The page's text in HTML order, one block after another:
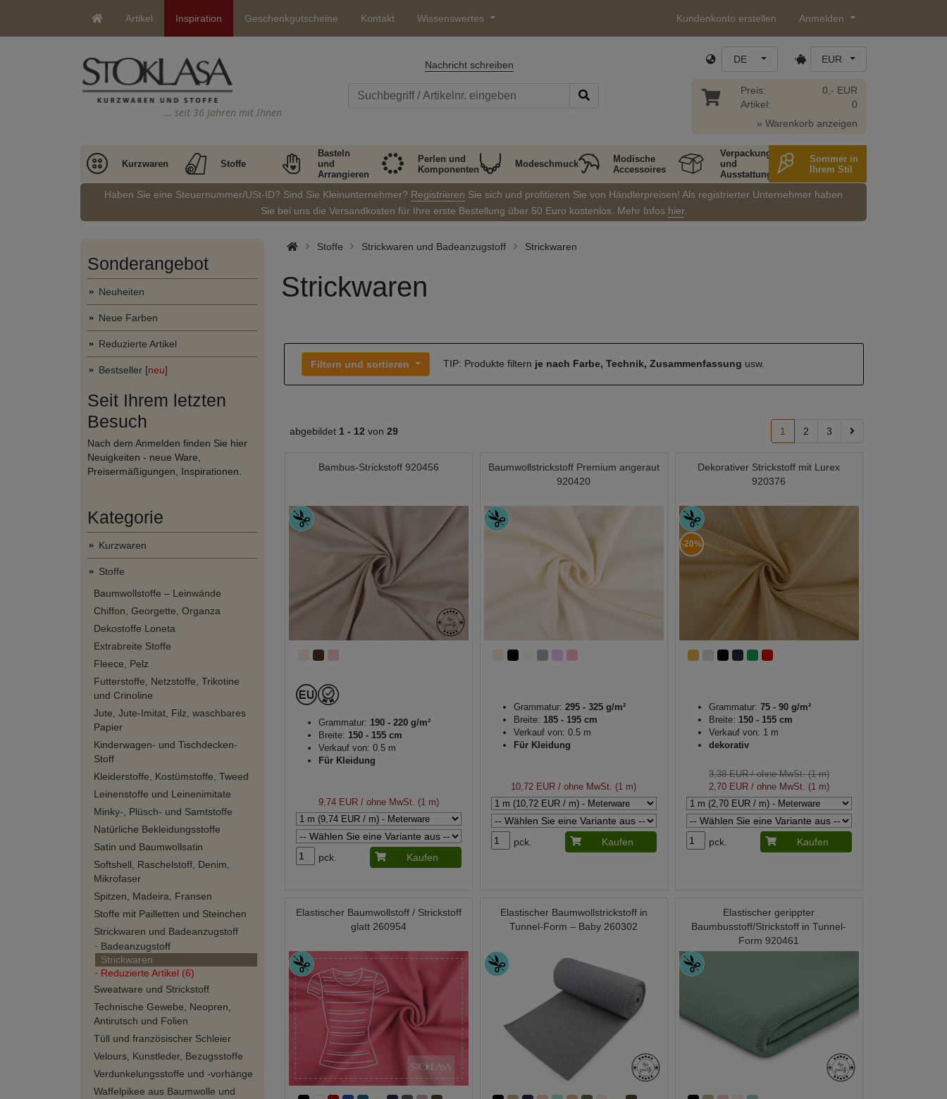
Artikel Inspiration Geschenkgutscheine Kontakt Wissenswertes Kundenkonto erstellen Anmelden
… seit 36 Jahren mit Ihnen
Nachricht schreiben DE EUR
Preis:
Artikel:
0,- EUR
0
» Warenkorb anzeigen
Kurzwaren Stoffe
Basteln
und
Arrangieren
Perlen und
Komponenten
Modeschmuck
Modische
Accessoires
Verpackung
und
Ausstattung
Sommer in
Ihrem Stil
Haben Sie eine Steuernummer/USt-ID? Sind Sie Kleinunternehmer? Registrieren Sie sich und profitieren Sie von Händlerpreisen! Als registrierter Unternehmer haben
Sie bei uns die Versandkosten für Ihre erste Bestellung über 50 Euro kostenlos. Mehr Infos hier.
Sonderangebot
Neuheiten
Neue Farben
Reduzierte Artikel
Bestseller [neu]
Seit Ihrem letzten
Besuch
Nach dem Anmelden finden Sie hier
Neuigkeiten - neue Ware,
Preisermäßigungen, Inspirationen.
Kategorie
Kurzwaren
Stoffe
Baumwollstoffe – Leinwände
Chiffon, Georgette, Organza
Dekostoffe Loneta
Extrabreite Stoffe
Fleece, Pelz
Futterstoffe, Netzstoffe, Trikotine
und Crinoline
Jute, Jute-Imitat, Filz, waschbares
Papier
Kinderwagen- und Tischdecken-
Stoff
Kleiderstoffe, Kostümstoffe, Tweed
Leinenstoffe und Leinenimitate
Minky-, Plüsch- und Samtstoffe
Natürliche Bekleidungsstoffe
Satin und Baumwollsatin
Softshell, Raschelstoff, Denim,
Mikrofaser
Spitzen, Madeira, Fransen
Stoffe mit Pailletten und Steinchen
Strickwaren und Badeanzugstoff
Badeanzugstoff
Strickwaren
Reduzierte Artikel (6)
Sweatware und Strickstoff
Technische Gewebe, Neopren,
Antirutsch und Folien
Tüll und französischer Schleier
Velours, Kunstleder, Bezugsstoffe
Verdunkelungsstoffe und -vorhänge
Waffelpikee aus Baumwolle und
Stoffe Strickwaren und Badeanzugstoff Strickwaren
Strickwaren
Filtern und sortieren TIP: Produkte filtern je nach Farbe, Technik, Zusammenfassung usw.
abgebildet 1 - 12 von 29 1 2 3
Bambus-Strickstoff 920456
Grammatur: 190 - 220 g/m²
Breite: 150 - 155 cm
Verkauf von: 0.5 m
Für Kleidung
9,74 EUR/ ohne MwSt. (1 m)
pck. Kaufen
Baumwollstrickstoff Premium angeraut
920420
Grammatur: 295 - 325 g/m²
Breite: 185 - 195 cm
Verkauf von: 0.5 m
Für Kleidung
10,72 EUR / ohne MwSt. (1 m)
pck. Kaufen
Dekorativer Strickstoff mit Lurex
920376
-20%
Grammatur: 75 - 90 g/m²
Breite: 150 - 155 cm
Verkauf von: 1 m
dekorativ
3,38 EUR/ ohne MwSt. (1 m)
2,70 EUR/ ohne MwSt. (1 m)
pck. Kaufen
Elastischer Baumwollstoff / Strickstoff
glatt 260954
Elastischer Baumwollstrickstoff in
Tunnel-Form – Baby 260302
Elastischer gerippter
Baumbusstoff/Strickstoff in Tunnel-
Form 920461